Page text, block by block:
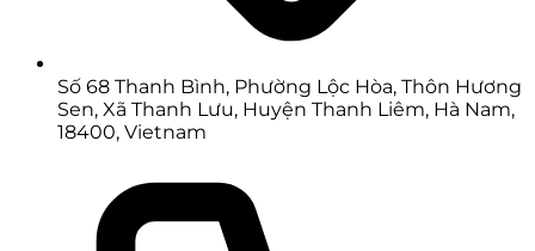
Số 68 Thanh Bình, Phường Lộc Hòa, Thôn Hương
Sen, Xã Thanh Lưu, Huyện Thanh Liêm, Hà Nam,
18400, Vietnam